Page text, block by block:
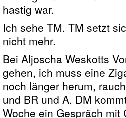
hastig war.
Ich sehe TM. TM setzt
nicht mehr.
Bei Aljoscha Weskotts
gehen, ich muss eine
noch länger herum,
und BR und A, DM
Woche ein Gespräch